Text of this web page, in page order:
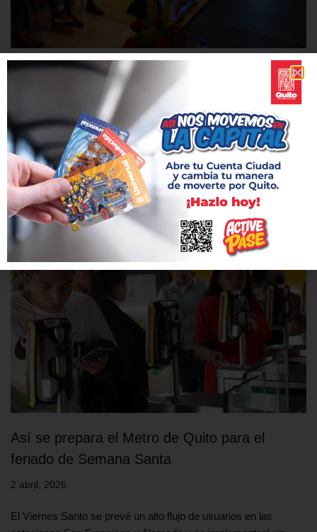
Panel técnico con expertos internacionales por
el Día Mundial del Transporte Público
17 abril, 2026
Por el Día Mundial del Transporte Público, este 17 de abril se
llevó a cabo el taller “El Metro de Quito y la transformación de la
ciudad.
Así se prepara el Metro de Quito para el
feriado de Semana Santa
2 abril, 2026
El Viernes Santo se prevé un alto flujo de usuarios en las